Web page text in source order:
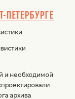
ПЕТЕРБУРГЕ
и необходимой
архива